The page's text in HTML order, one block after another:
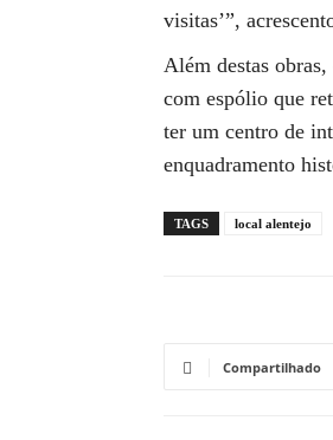
visitas’”,
Além destas
com espólio que
ter um centro de
enquadramento
TAGS local alentejo
Compartilhado